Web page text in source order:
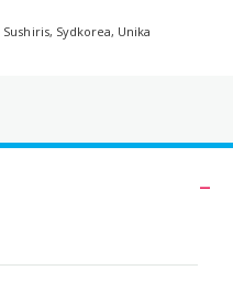
Sushiris, Sydkorea, Unika